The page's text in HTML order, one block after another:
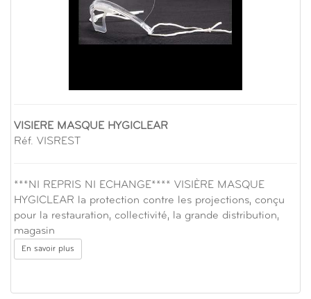
VISIERE MASQUE HYGICLEAR
Réf. VISREST
***NI REPRIS NI ECHANGE**** VISIÈRE MASQUE
HYGICLEAR la protection contre les projections, conçu
pour la restauration, collectivité, la grande distribution,
magasin
En savoir plus